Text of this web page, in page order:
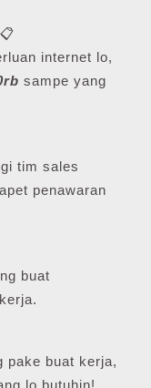
📋
internet lo,
sampe yang
tim sales
penawaran
buat
pake buat kerja,
lo butuhin!